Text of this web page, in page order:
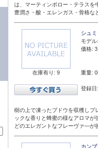
は、マーティンボロー・テラスを
豊潤さ・酸・エレンガス・骨格
在庫有り: 9
シュ
モデル:
価格:
重量:
登録
樹の上で凍ったブドウを収穫しプ
ックな香りと蜂蜜の様なアロマ
どのエレガントなフレーヴァ―が
カン